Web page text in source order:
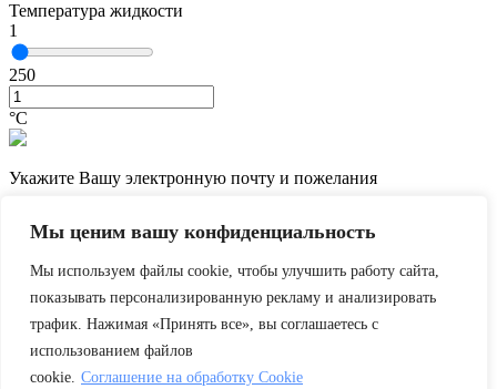
Мы ценим вашу конфиденциальность
Мы используем файлы cookie, чтобы улучшить работу сайта,
показывать персонализированную рекламу и анализировать
трафик. Нажимая «Принять все», вы соглашаетесь с
использованием файлов
cookie. Соглашение на обработку Cookie
Температура жидкости
1
250
°С
Укажите Вашу электронную почту и пожелания